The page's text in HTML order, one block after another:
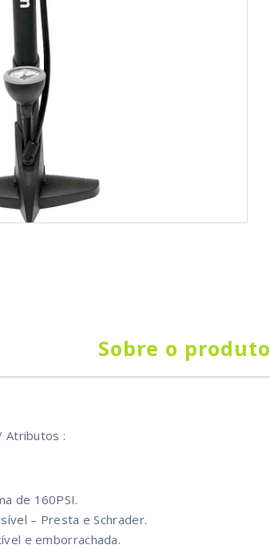
Sobre o produto
Atributos :
de 160PSI.
– Presta e Schrader.
e emborrachada.